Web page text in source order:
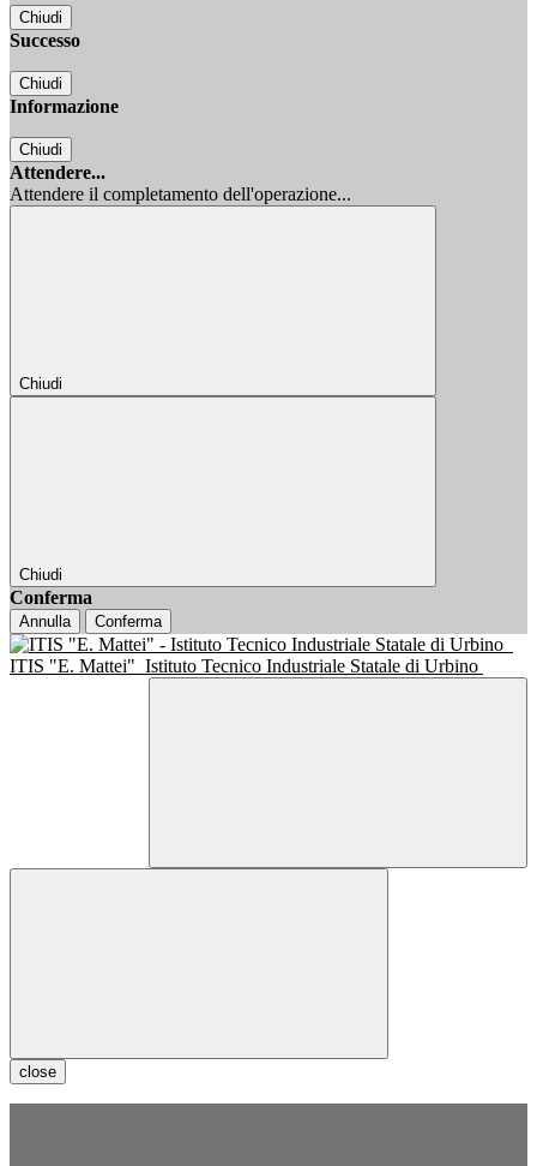
Chiudi
Successo
Chiudi
Informazione
Chiudi
Attendere...
Attendere il completamento dell'operazione...
Chiudi
Chiudi
Conferma
Annulla Conferma
ITIS "E. Mattei" Istituto Tecnico Industriale Statale di Urbino
close